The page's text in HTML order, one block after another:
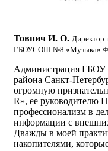
Товпич И. О. Директор
ГБОУСОШ №8 «Музыка»
Администрация
района Санкт-
огромную
R», ее руководителю
профессионализм в
информации с
Дважды в моей
накопителями,